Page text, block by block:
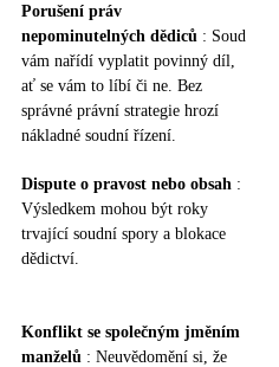
Porušení práv
nepominutelných dědiců : Soud
vám nařídí vyplatit povinný díl,
ať se vám to líbí či ne. Bez
správné právní strategie hrozí
nákladné soudní řízení.
Dispute o pravost nebo obsah :
Výsledkem mohou být roky
trvající soudní spory a blokace
dědictví.
Konflikt se společným jměním
manželů : Neuvědomění si, že